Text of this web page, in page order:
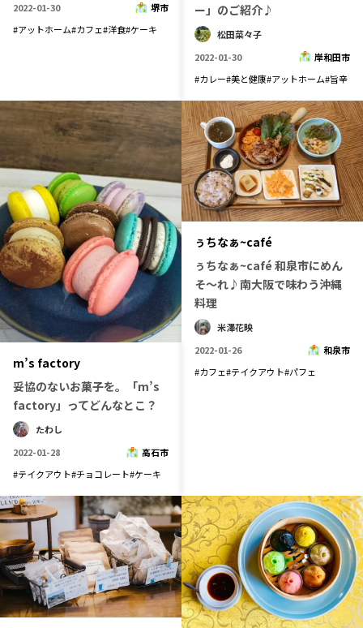
特集コンテンツ
地域を代表する 企業100選
選出企業特別対談
Localist
SDGsの先駆者
イベント
飲食店
地域豆知識
ニッポンの百選大全集
Sporkle
「人」から探す
記事ライター アンバサダー
お問い合わせ 会社概要
2022-01-30
堺市
#アットホーム#カフェ#洋食#ケーキ
ー」のご紹介♪
松田菜々子
2022-01-30
岸和田市
#カレー#美と健康#アットホーム#旨辛
m’s factory
妥協のないお菓子を。「m’s
factory」ってどんなとこ？
たわし
2022-01-28
高石市
#テイクアウト#チョコレート#ケーキ
ぅちなぁ~café
ぅちなぁ~café 和泉市にめん
そ～れ♪南大阪で味わう沖縄
料理
米澤花映
2022-01-26
和泉市
#カフェ#テイクアウト#パフェ